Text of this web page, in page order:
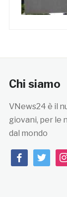
Chi siamo
VNews24 è il
giovani, per le
dal mondo
facebooktwitter